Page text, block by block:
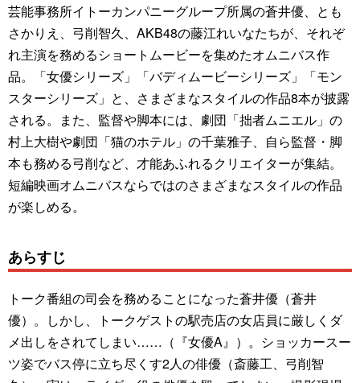
芸能事務所イトーカンパニーグループ所属の蒼井優、とも
さかりえ、弓削智久、AKB48の藤江れいなたちが、それぞ
れ主演を務めるショートムービーを集めたオムニバス作
品。「女優シリーズ」「バディムービーシリーズ」「モン
スターシリーズ」と、さまざまなスタイルの作品8本が披露
される。また、監督や脚本には、劇団「拙者ムニエル」の
村上大樹や劇団「猫のホテル」の千葉雅子、自ら監督・脚
本も務める弓削など、才能あふれるクリエイターが集結。
短編映画オムニバスならではのさまざまなスタイルの作品
が楽しめる。
あらすじ
トーク番組の司会を務めることになった蒼井優（蒼井
優）。しかし、トークゲストの駅売店の女店員に厳しくダ
メ出しをされてしまい……（『女優A』）。ショッカースー
ツ姿でバス停に立ち尽くす2人の俳優（斎藤工、弓削智